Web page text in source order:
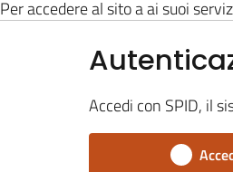
Per accedere al sito a ai suoi
Accedi con SPID, il